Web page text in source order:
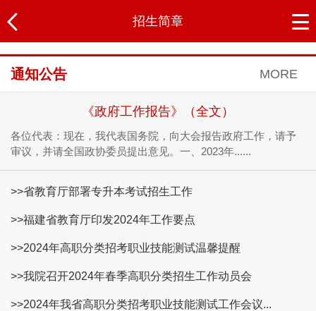
招生简章
通知公告 MORE
《政府工作报告》（全文）
各位代表：现在，我代表国务院，向大会报告政府工作，请予
审议，并请全国政协委员提出意见。一、2023年......
>>省教育厅部署专升本考试招生工作
>>福建省教育厅印发2024年工作要点
>>2024年高职分类招考职业技能测试温馨提醒
>>我院召开2024年春季高职分类招生工作动员会
>>2024年我省高职分类招考职业技能测试工作会议...